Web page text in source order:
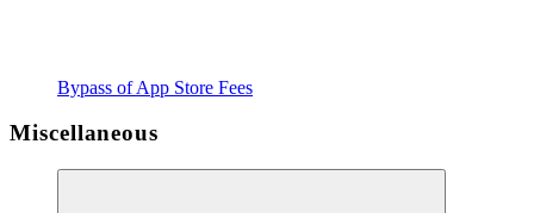
Bypass of App Store Fees
Miscellaneous